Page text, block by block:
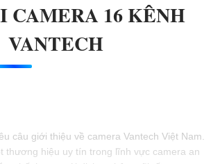
CAMERA 16 KÊNH
VANTECH
câu giới thiệu về camera Vantech Việt Nam.
thương hiệu uy tín trong lĩnh vực camera an